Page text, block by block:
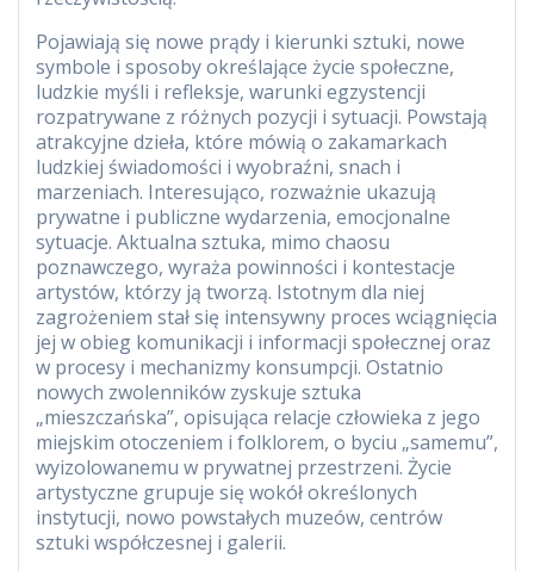
Pojawiają się nowe prądy i kierunki sztuki, nowe
symbole i sposoby określające życie społeczne,
ludzkie myśli i refleksje, warunki egzystencji
rozpatrywane z różnych pozycji i sytuacji. Powstają
atrakcyjne dzieła, które mówią o zakamarkach
ludzkiej świadomości i wyobraźni, snach i
marzeniach. Interesująco, rozważnie ukazują
prywatne i publiczne wydarzenia, emocjonalne
sytuacje. Aktualna sztuka, mimo chaosu
poznawczego, wyraża powinności i kontestacje
artystów, którzy ją tworzą. Istotnym dla niej
zagrożeniem stał się intensywny proces wciągnięcia
jej w obieg komunikacji i informacji społecznej oraz
w procesy i mechanizmy konsumpcji. Ostatnio
nowych zwolenników zyskuje sztuka
„mieszczańska”, opisująca relacje człowieka z jego
miejskim otoczeniem i folklorem, o byciu „samemu”,
wyizolowanemu w prywatnej przestrzeni. Życie
artystyczne grupuje się wokół określonych
instytucji, nowo powstałych muzeów, centrów
sztuki współczesnej i galerii.